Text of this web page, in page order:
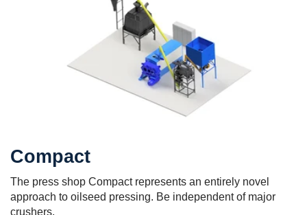
Compact
The press shop Compact represents an entirely novel
approach to oilseed pressing. Be independent of major
crushers.